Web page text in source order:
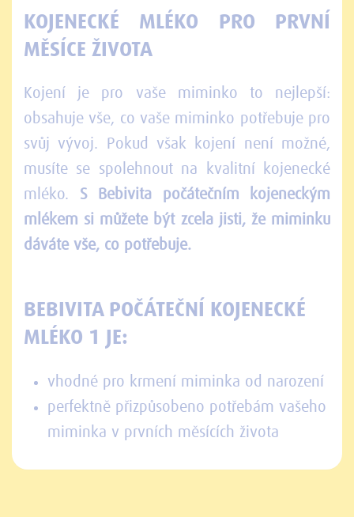
KOJENECKÉ MLÉKO PRO PRVNÍ
MĚSÍCE ŽIVOTA
Kojení je pro vaše miminko to nejlepší:
obsahuje vše, co vaše miminko potřebuje pro
svůj vývoj. Pokud však kojení není možné,
musíte se spolehnout na kvalitní kojenecké
mléko. S Bebivita počátečním kojeneckým
mlékem si můžete být zcela jisti, že miminku
dáváte vše, co potřebuje.
BEBIVITA POČÁTEČNÍ KOJENECKÉ
MLÉKO 1 JE:
vhodné pro krmení miminka od narození
perfektně přizpůsobeno potřebám vašeho
miminka v prvních měsících života